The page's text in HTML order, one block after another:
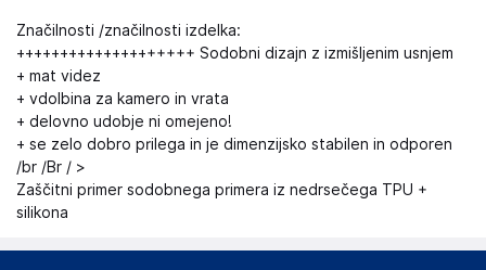
Značilnosti /značilnosti izdelka:
++++++++++++++++++++ Sodobni dizajn z izmišljenim usnjem
+ mat videz
+ vdolbina za kamero in vrata
+ delovno udobje ni omejeno!
+ se zelo dobro prilega in je dimenzijsko stabilen in odporen
/br /Br / >
Zaščitni primer sodobnega primera iz nedrsečega TPU +
silikona